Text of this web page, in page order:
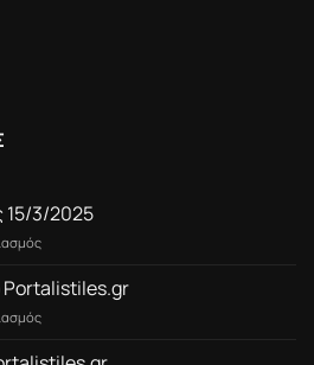
3/2025
στο
έως
15/3/2025
Portalistiles.gr
στο
Friday